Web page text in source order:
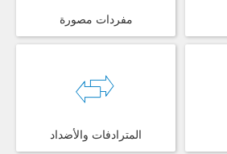
مفردات مصورة
المترادفات والأضداد